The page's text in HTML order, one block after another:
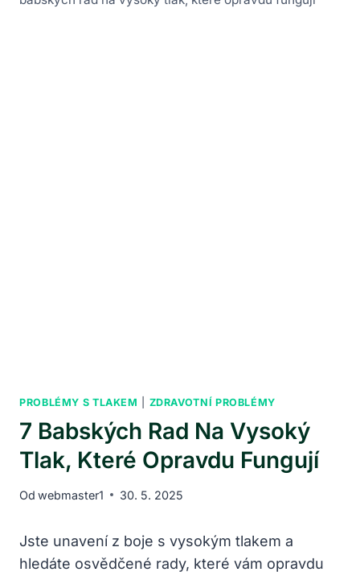
PROBLÉMY S TLAKEM ZDRAVOTNÍ PROBLÉMY
7 Babských Rad Na Vysoký
Tlak, Které Opravdu Fungují
Od webmaster1 30. 5. 2025
Jste unavení z boje s vysokým tlakem a
hledáte osvědčené rady, které vám opravdu